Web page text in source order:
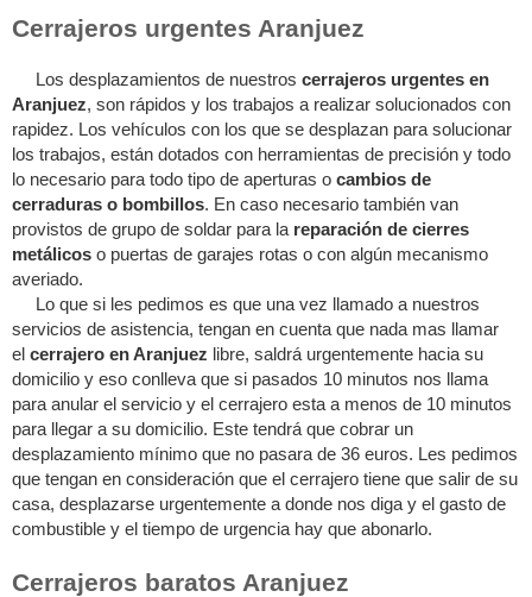
Cerrajeros urgentes Aranjuez
Los desplazamientos de nuestros cerrajeros urgentes en
Aranjuez, son rápidos y los trabajos a realizar solucionados con
rapidez. Los vehículos con los que se desplazan para solucionar
los trabajos, están dotados con herramientas de precisión y todo
lo necesario para todo tipo de aperturas o cambios de
cerraduras o bombillos. En caso necesario también van
provistos de grupo de soldar para la reparación de cierres
metálicos o puertas de garajes rotas o con algún mecanismo
averiado.
Lo que si les pedimos es que una vez llamado a nuestros
servicios de asistencia, tengan en cuenta que nada mas llamar
el cerrajero en Aranjuez libre, saldrá urgentemente hacia su
domicilio y eso conlleva que si pasados 10 minutos nos llama
para anular el servicio y el cerrajero esta a menos de 10 minutos
para llegar a su domicilio. Este tendrá que cobrar un
desplazamiento mínimo que no pasara de 36 euros. Les pedimos
que tengan en consideración que el cerrajero tiene que salir de su
casa, desplazarse urgentemente a donde nos diga y el gasto de
combustible y el tiempo de urgencia hay que abonarlo.
Cerrajeros baratos Aranjuez